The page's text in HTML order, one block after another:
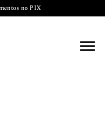
no PIX